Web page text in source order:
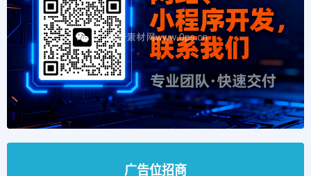
广告位招商